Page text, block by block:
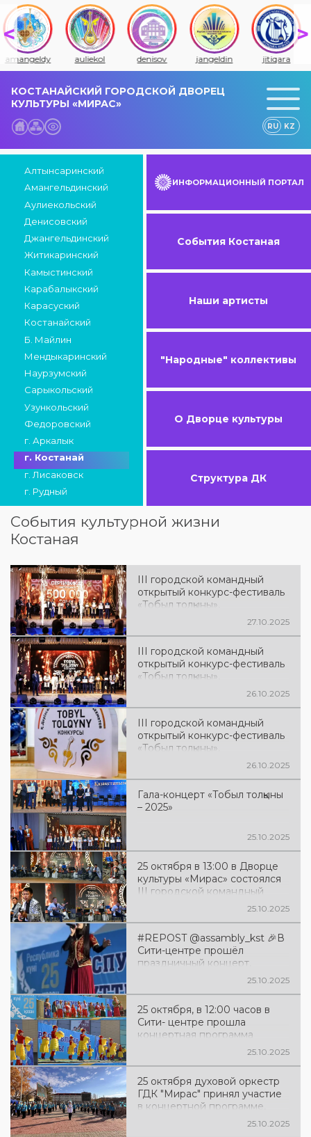
amangeldy auliekol denisov jangeldin jitiqara
КОСТАНАЙСКИЙ ГОРОДСКОЙ ДВОРЕЦ
КУЛЬТУРЫ «МИРАС»
RU KZ
Алтынсаринский
Амангельдинский
Аулиекольский
Денисовский
Джангельдинский
Житикаринский
Камыстинский
Карабалыкский
Карасуский
Костанайский
Б. Майлин
Мендыкаринский
Наурзумский
Сарыкольский
Узункольский
Федоровский
г. Аркалык
г. Костанай
г. Лисаковск
г. Рудный
ИНФОРМАЦИОННЫЙ ПОРТАЛ
События Костаная
Наши артисты
"Народные" коллективы
О Дворце культуры
Структура ДК
События культурной жизни
Костаная
III городской командный
открытый конкурс-фестиваль
«Тобыл толқыны»,
посвящённый 140-летию27.10.2025
III городской командный
открытый конкурс-фестиваль
«Тобыл толқыны»,
посвящённый 140-летию26.10.2025
III городской командный
открытый конкурс-фестиваль
«Тобыл толқыны»,
посвящённый 140-летию26.10.2025
Гала-концерт «Тобыл толқыны
– 2025»
25.10.2025
25 октября в 13:00 в Дворце
культуры «Мирас» состоялся
III городской командный
открытый конкурс-фестиваль
Мыржакыпа Дулатулы и Дню
Республики
25.10.2025
#REPOST @assambly_kst 🎉В
Сити-центре прошёл
праздничный концерт,
25.10.2025
25 октября, в 12:00 часов в
Сити- центре прошла
концертная программа
«Туған жерім - Қазақстан»,25.10.2025
25 октября духовой оркестр
ГДК "Мирас" принял участие
в концертной программе,
25.10.2025